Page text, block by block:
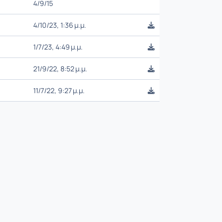
4/9/15
4/10/23, 1:36 μ.μ.
1/7/23, 4:49 μ.μ.
21/9/22, 8:52 μ.μ.
11/7/22, 9:27 μ.μ.